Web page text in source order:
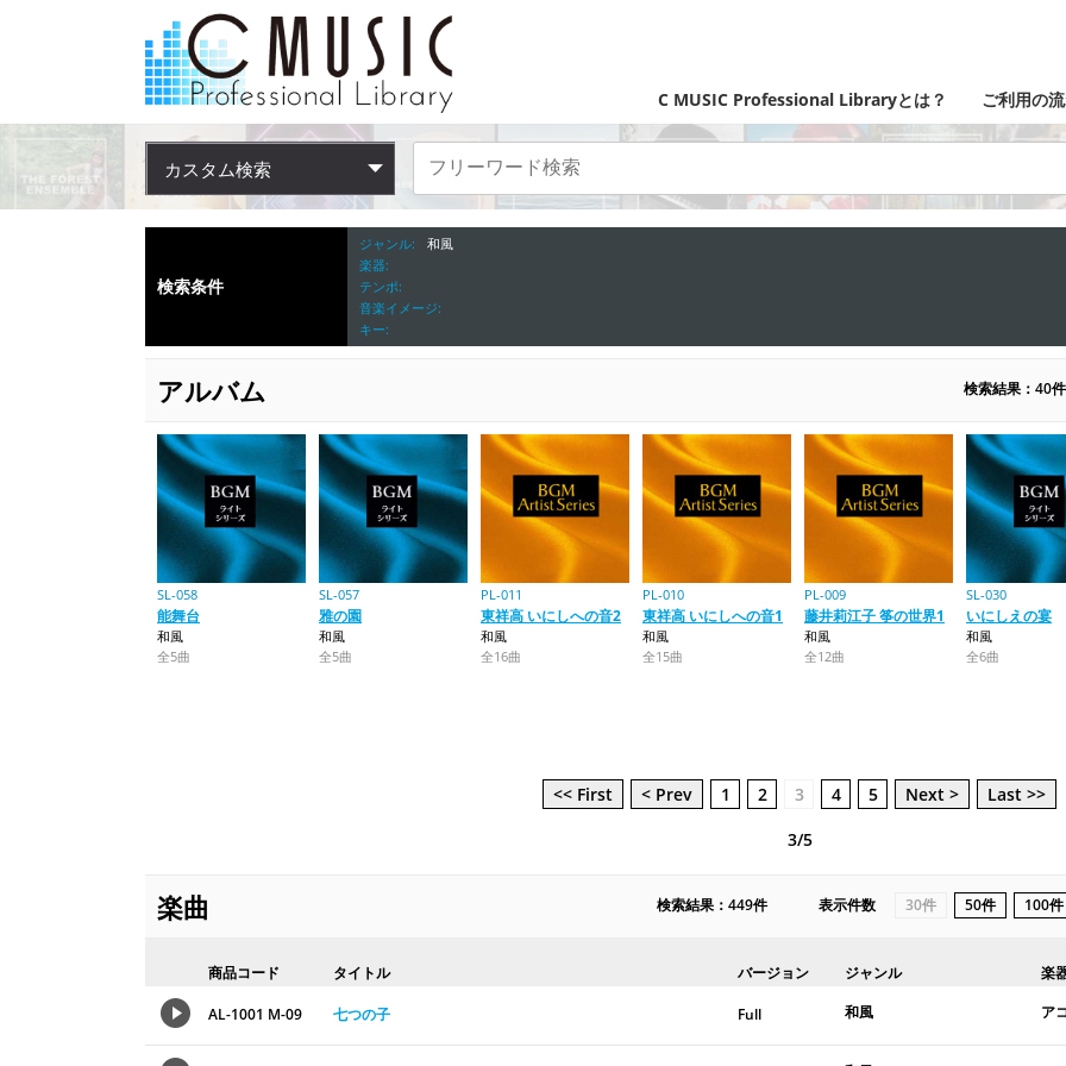
C MUSIC Professional Libraryとは？ ご利用の
カスタム検索
検索条件
ジャンル
和風
楽器
テンポ
音楽イメージ
キー
アルバム 検索結果：40件
SL-058
能舞台
和風
全5曲
SL-057
雅の園
和風
全5曲
PL-011
東祥高 いにしへの音2
和風
全16曲
PL-010
東祥高 いにしへの音1
和風
全15曲
PL-009
藤井莉江子 筝の世界1
和風
全12曲
SL-030
いにしえの宴
和風
全6曲
<< First < Prev 1 2 3 4 5 Next >
Last >>
3/5
楽曲 検索結果：449件 表示件数 30件 50件 100件
商品コード タイトル バージョン ジャンル 楽
AL-1001 M-09 七つの子 Full 和風 ア